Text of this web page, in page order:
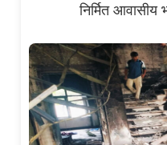
निर्मित आवासीय